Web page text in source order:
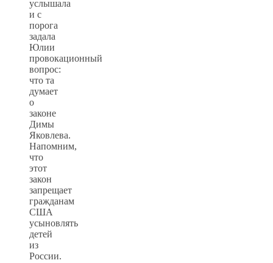
услышала
и с
порога
задала
Юлии
провокационный
вопрос:
что та
думает
о
законе
Димы
Яковлева.
Напомним,
что
этот
закон
запрещает
гражданам
США
усыновлять
детей
из
России.